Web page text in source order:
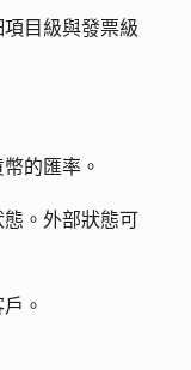
目級與發票級
的匯率。
。外部狀態可
。